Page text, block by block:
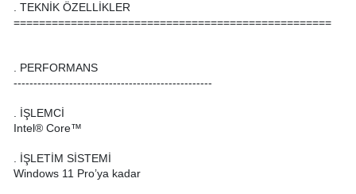
. TEKNİK ÖZELLİKLER
==================================================
. PERFORMANS
--------------------------------------------------
. İŞLEMCİ
Intel® Core™
. İŞLETİM SİSTEMİ
Windows 11 Pro’ya kadar